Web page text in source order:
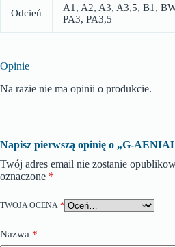
Odcień
A1, A2, A3, A3,5, B1,
PA3, PA3,5
Opinie
Na razie nie ma opinii o produkcie.
Napisz pierwszą opinię o „G-
Twój adres email nie zostanie
oznaczone *
TWOJA OCENA *
Nazwa *